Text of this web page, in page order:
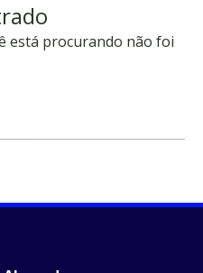
está procurando não foi